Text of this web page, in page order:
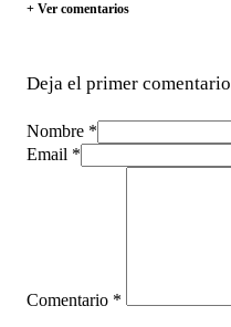
+ Ver comentarios
Deja el primer comentario
Nombre *
Email *
Comentario *